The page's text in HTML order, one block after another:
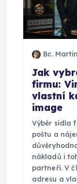
o
p
Bc.
Jak
firmu:
vlastní
image
Výběr sídla
poštu a
nákladů i
partneři. V
adresu a